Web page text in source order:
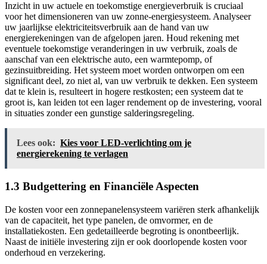
Inzicht in uw actuele en toekomstige energieverbruik is cruciaal
voor het dimensioneren van uw zonne-energiesysteem. Analyseer
uw jaarlijkse elektriciteitsverbruik aan de hand van uw
energierekeningen van de afgelopen jaren. Houd rekening met
eventuele toekomstige veranderingen in uw verbruik, zoals de
aanschaf van een elektrische auto, een warmtepomp, of
gezinsuitbreiding. Het systeem moet worden ontworpen om een
significant deel, zo niet al, van uw verbruik te dekken. Een systeem
dat te klein is, resulteert in hogere restkosten; een systeem dat te
groot is, kan leiden tot een lager rendement op de investering, vooral
in situaties zonder een gunstige salderingsregeling.
Lees ook: Kies voor LED-verlichting om je
energierekening te verlagen
1.3 Budgettering en Financiële Aspecten
De kosten voor een zonnepanelensysteem variëren sterk afhankelijk
van de capaciteit, het type panelen, de omvormer, en de
installatiekosten. Een gedetailleerde begroting is onontbeerlijk.
Naast de initiële investering zijn er ook doorlopende kosten voor
onderhoud en verzekering.